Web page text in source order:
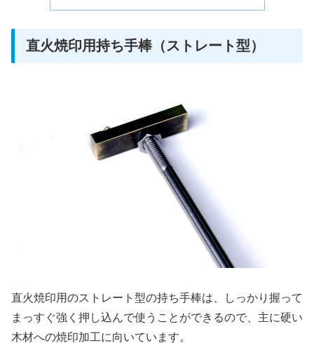
直火焼印用持ち手棒（ストレート型）
直火焼印用のストレート型の持ち手棒は、しっかり握って
まっすぐ強く押し込んで使うことができるので、主に硬い
木材への焼印加工に向いています。